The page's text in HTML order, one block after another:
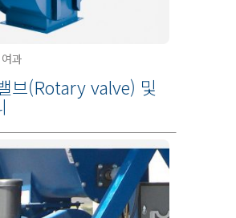
과
브(Rotary valve) 및